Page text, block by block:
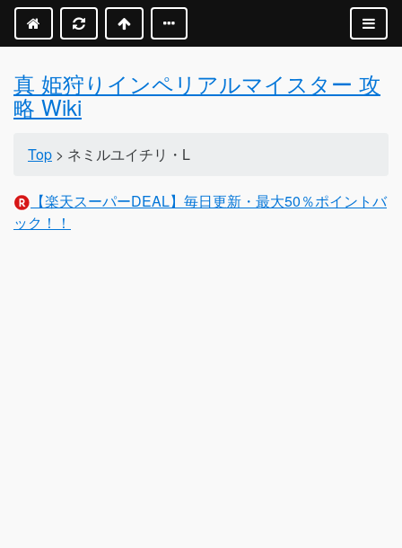
真 姫狩りインペリアルマイスター 攻
略 Wiki
Top > ネミルユイチリ・L
【楽天スーパーDEAL】毎日更新・最大50％ポイントバ
ック！！